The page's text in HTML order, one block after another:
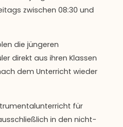
zwischen 08:30 und
die jüngeren
direkt aus ihren Klassen
dem Unterricht wieder
für
in den nicht-